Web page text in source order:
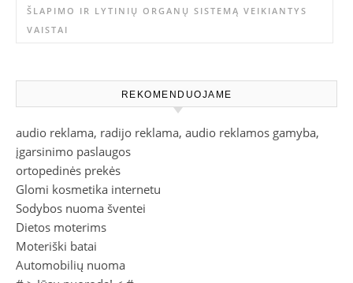
ŠLAPIMO IR LYTINIŲ ORGANŲ SISTEMĄ VEIKIANTYS
VAISTAI
REKOMENDUOJAME
audio reklama, radijo reklama, audio reklamos gamyba,
įgarsinimo paslaugos
ortopedinės prekės
Glomi kosmetika internetu
Sodybos nuoma šventei
Dietos moterims
Moteriški batai
Automobilių nuoma